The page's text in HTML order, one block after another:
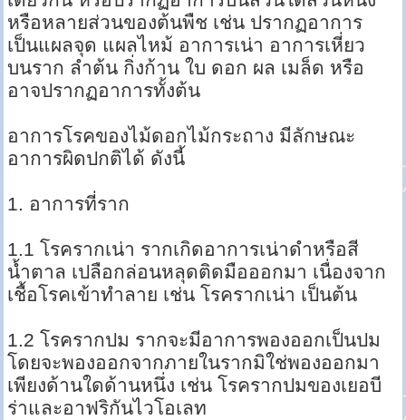
หรือหลายส่วนของต้นพืช เช่น ปรากฏอาการ
เป็นแผลจุด แผลไหม้ อาการเน่า อาการเหี่ยว
บนราก ลำต้น กิ่งก้าน ใบ ดอก ผล เมล็ด หรือ
อาจปรากฏอาการทั้งต้น
อาการโรคของไม้ดอกไม้กระถาง มีลักษณะ
อาการผิดปกติได้ ดังนี้
1. อาการที่ราก
1.1 โรครากเน่า รากเกิดอาการเน่าดำหรือสี
น้ำตาล เปลือกล่อนหลุดติดมือออกมา เนื่องจาก
เชื้อโรคเข้าทำลาย เช่น โรครากเน่า เป็นต้น
1.2 โรครากปม รากจะมีอาการพองออกเป็นปม
โดยจะพองออกจากภายในรากมิใช่พองออกมา
เพียงด้านใดด้านหนึ่ง เช่น โรครากปมของเยอบี
ร่าและอาฟริกันไวโอเลท